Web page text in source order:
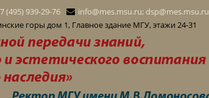
(495) 939-29-76
info@mes.msu.ru; dsp@mes.msu.ru
горы дом 1, Главное здание МГУ, этажи 24-31